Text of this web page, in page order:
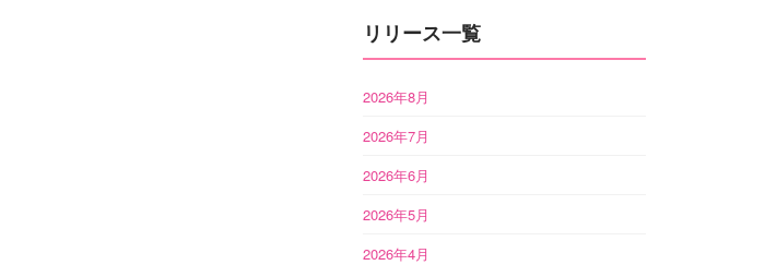
リリース一覧
2026年8月
2026年7月
2026年6月
2026年5月
2026年4月